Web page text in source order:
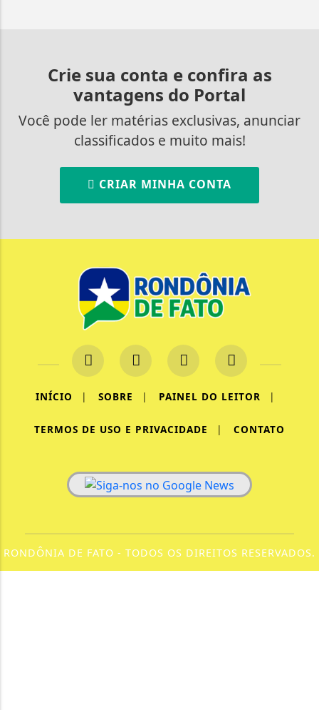
Crie sua conta e confira as
vantagens do Portal
Você pode ler matérias exclusivas, anunciar
classificados e muito mais!
CRIAR MINHA CONTA
INÍCIO | SOBRE | PAINEL DO LEITOR |
TERMOS DE USO E PRIVACIDADE | CONTATO
RONDÔNIA DE FATO - TODOS OS DIREITOS RESERVADOS.